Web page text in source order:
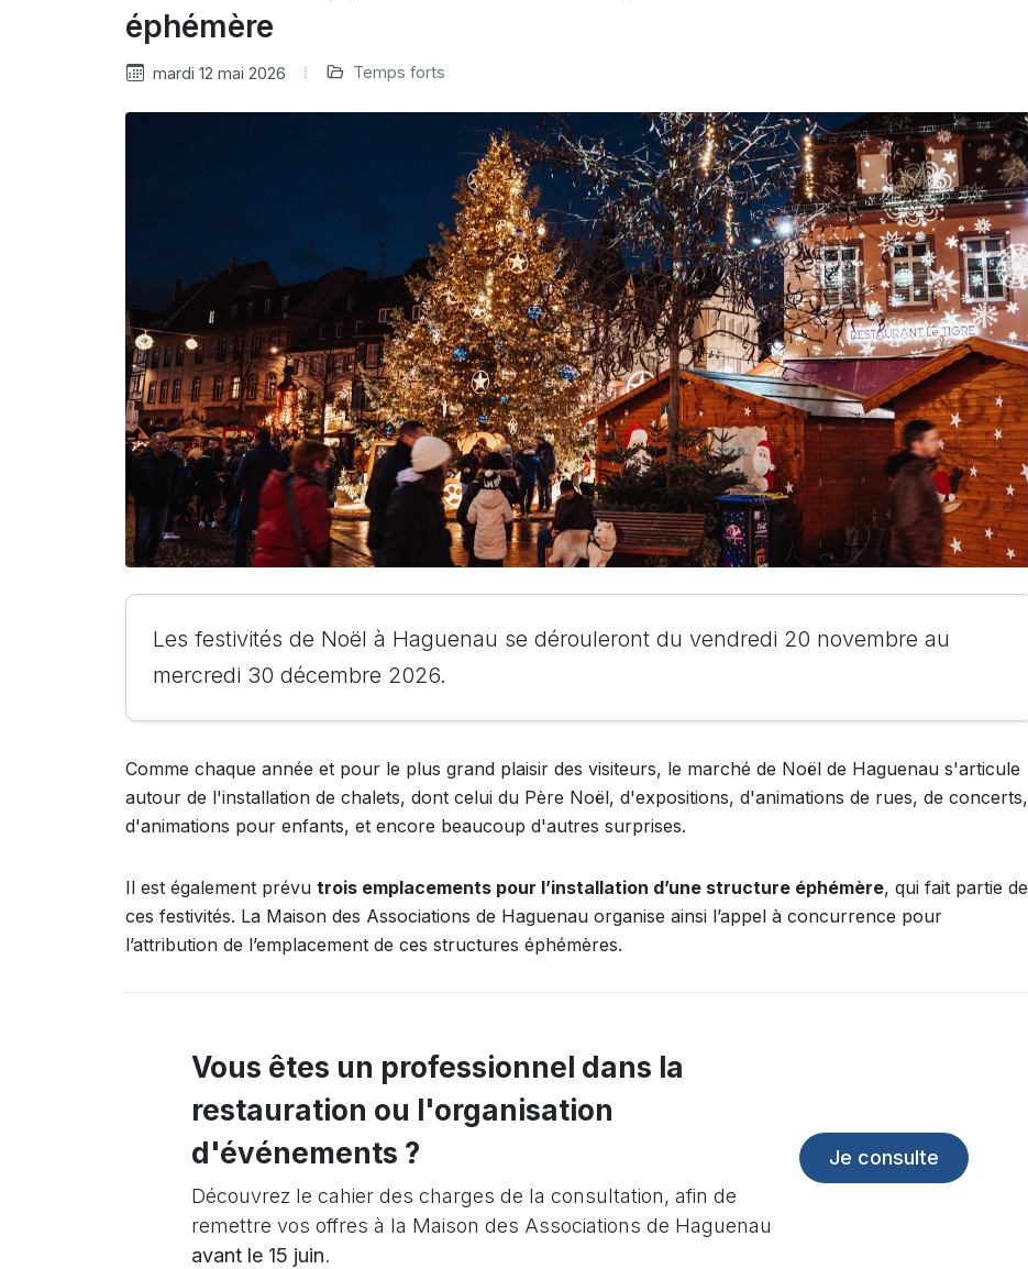
éphémère
mardi 12 mai 2026 Temps forts
Les festivités de Noël à Haguenau se dérouleront du vendredi 20 novembre au
mercredi 30 décembre 2026.
Comme chaque année et pour le plus grand plaisir des visiteurs, le marché de Noël de Haguenau s'articule
autour de l'installation de chalets, dont celui du Père Noël, d'expositions, d'animations de rues, de concerts,
d'animations pour enfants, et encore beaucoup d'autres surprises.
Il est également prévu trois emplacements pour l’installation d’une structure éphémère, qui fait partie de
ces festivités. La Maison des Associations de Haguenau organise ainsi l’appel à concurrence pour
l’attribution de l’emplacement de ces structures éphémères.
Vous êtes un professionnel dans la
restauration ou l'organisation
d'événements ?
Découvrez le cahier des charges de la consultation, afin de
remettre vos offres à la Maison des Associations de Haguenau
avant le 15 juin.
Je consulte